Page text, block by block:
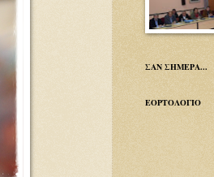
ΣΑΝ ΣΗΜΕΡΑ...
ΕΟΡΤΟΛΟΓΙΟ